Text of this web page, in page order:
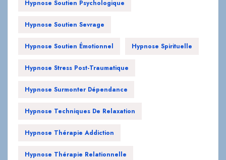
Hypnose Soutien Psychologique
Hypnose Soutien Sevrage
Hypnose Soutien Émotionnel Hypnose Spirituelle
Hypnose Stress Post-Traumatique
Hypnose Surmonter Dépendance
Hypnose Techniques De Relaxation
Hypnose Thérapie Addiction
Hypnose Thérapie Relationnelle